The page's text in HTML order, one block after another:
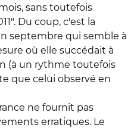
sans toutefois
Du coup, c'est la
septembre qui semble à
où elle succédait à
(à un rythme toutefois
que celui observé en
ne fournit pas
erratiques. Le